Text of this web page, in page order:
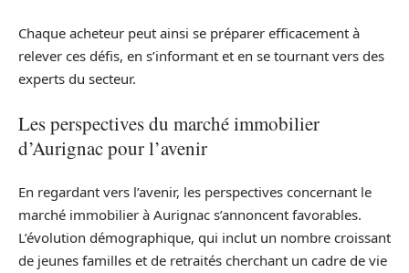
Chaque acheteur peut ainsi se préparer efficacement à
relever ces défis, en s’informant et en se tournant vers des
experts du secteur.
Les perspectives du marché immobilier
d’Aurignac pour l’avenir
En regardant vers l’avenir, les perspectives concernant le
marché immobilier à Aurignac s’annoncent favorables.
L’évolution démographique, qui inclut un nombre croissant
de jeunes familles et de retraités cherchant un cadre de vie